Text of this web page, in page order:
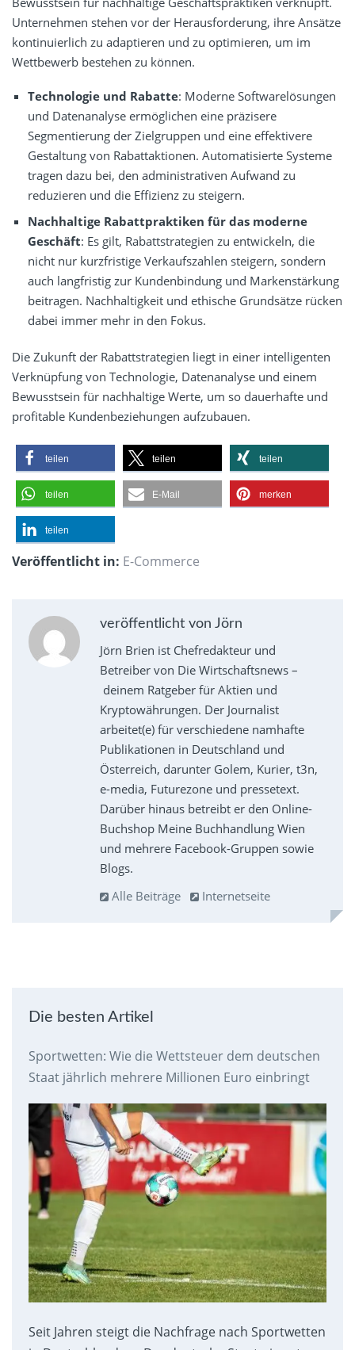
Unternehmen stehen vor der Herausforderung, ihre Ansätze
kontinuierlich zu adaptieren und zu optimieren, um im
Wettbewerb bestehen zu können.
Technologie und Rabatte: Moderne Softwarelösungen
und Datenanalyse ermöglichen eine präzisere
Segmentierung der Zielgruppen und eine effektivere
Gestaltung von Rabattaktionen. Automatisierte Systeme
tragen dazu bei, den administrativen Aufwand zu
reduzieren und die Effizienz zu steigern.
Nachhaltige Rabattpraktiken für das moderne
Geschäft: Es gilt, Rabattstrategien zu entwickeln, die
nicht nur kurzfristige Verkaufszahlen steigern, sondern
auch langfristig zur Kundenbindung und Markenstärkung
beitragen. Nachhaltigkeit und ethische Grundsätze rücken
dabei immer mehr in den Fokus.
Die Zukunft der Rabattstrategien liegt in einer intelligenten
Verknüpfung von Technologie, Datenanalyse und einem
Bewusstsein für nachhaltige Werte, um so dauerhafte und
profitable Kundenbeziehungen aufzubauen.
teilen teilen teilen
teilen E-Mail merken
teilen
Veröffentlicht in: E-Commerce
veröffentlicht von Jörn
Jörn Brien ist Chefredakteur und
Betreiber von Die Wirtschaftsnews –
deinem Ratgeber für Aktien und
Kryptowährungen. Der Journalist
arbeitet(e) für verschiedene namhafte
Publikationen in Deutschland und
Österreich, darunter Golem, Kurier, t3n,
e-media, Futurezone und pressetext.
Darüber hinaus betreibt er den Online-
Buchshop Meine Buchhandlung Wien
und mehrere Facebook-Gruppen sowie
Blogs.
Alle Beiträge
Internetseite
Die besten Artikel
Sportwetten: Wie die Wettsteuer dem deutschen
Staat jährlich mehrere Millionen Euro einbringt
Seit Jahren steigt die Nachfrage nach Sportwetten